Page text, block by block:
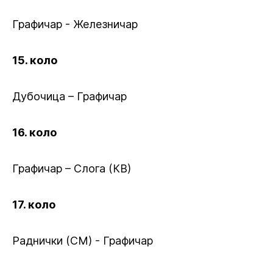
Графичар - Железничар
15. коло
Дубочица – Графичар
16. коло
Графичар – Слога (КВ)
17. коло
Раднички (СМ) - Графичар